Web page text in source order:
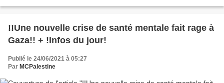
!!Une nouvelle crise de santé mentale fait rage à
Gaza!! + !Infos du jour!
Publié le 24/06/2021 à 05:27
Par MCPalestine